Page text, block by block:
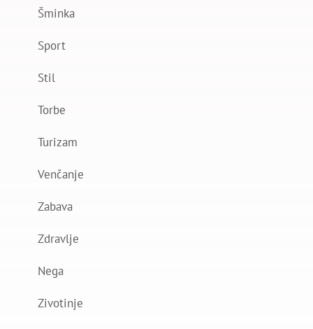
Šminka
Sport
Stil
Torbe
Turizam
Venčanje
Zabava
Zdravlje
Nega
Zivotinje